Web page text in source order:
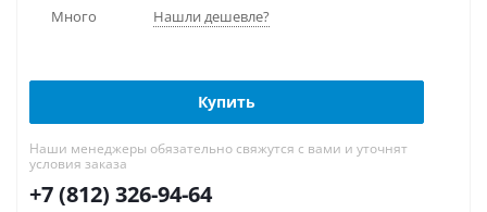
Много Нашли дешевле?
Купить
Наши менеджеры обязательно свяжутся с вами и уточнят
условия заказа
+7 (812) 326-94-64